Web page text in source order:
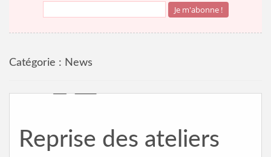
PRÉSENTATION
PROGRAMMES
GALERIE PHOTO
ACTUALITÉS NEWS
Catégorie : News
Reprise des ateliers